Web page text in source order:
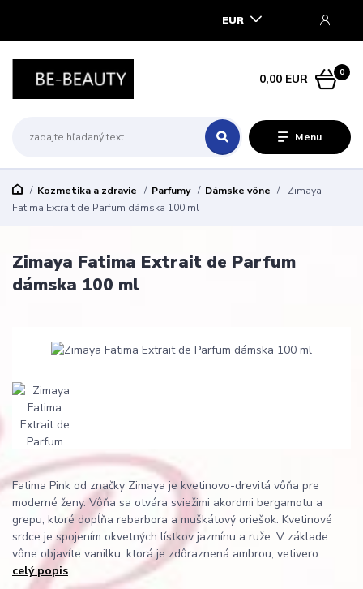
Menu
EUR
0
0,00 EUR
Kozmetika a zdravie Parfumy Dámske vône
Zimaya
Fatima Extrait de Parfum dámska 100 ml
Zimaya Fatima Extrait de Parfum
dámska 100 ml
Fatima Pink od značky Zimaya je kvetinovo-drevitá vôňa pre
moderné ženy. Vôňa sa otvára sviežimi akordmi bergamotu a
grepu, ktoré dopĺňa rebarbora a muškátový oriešok. Kvetinové
srdce je spojením okvetných lístkov jazmínu a ruže. V základe
vône objavíte vanilku, ktorá je zdôraznená ambrou, vetivero...
celý popis